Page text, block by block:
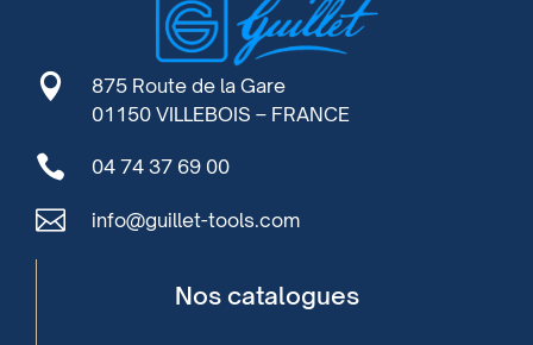

875 Route de la Gare
01150 VILLEBOIS – FRANCE
 04 74 37 69 00
 info@guillet-tools.com
Nos catalogues